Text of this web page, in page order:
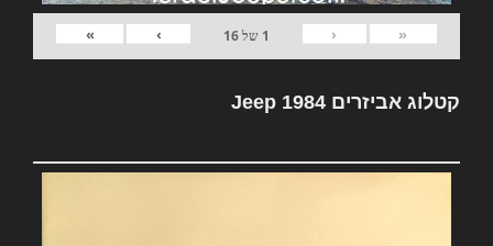
«
‹
1 של16
›
»
קטלוג אביזרים Jeep 1984